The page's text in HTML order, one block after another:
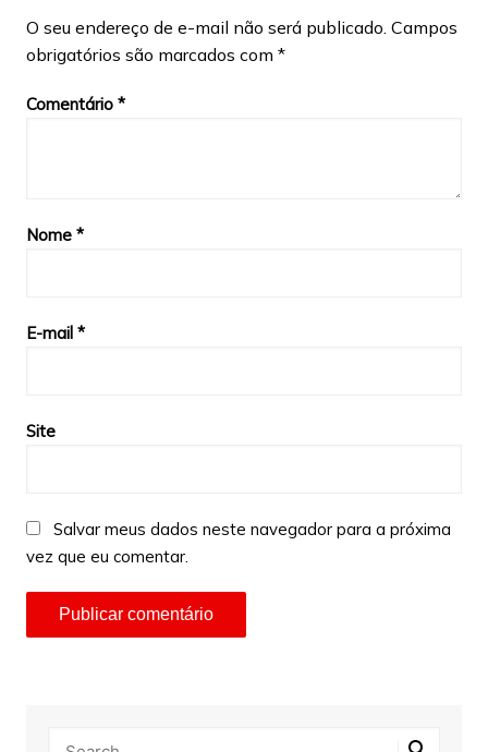
O seu endereço de e-mail não será publicado. Campos
obrigatórios são marcados com *
Comentário *
Nome *
E-mail *
Site
Salvar meus dados neste navegador para a próxima
vez que eu comentar.